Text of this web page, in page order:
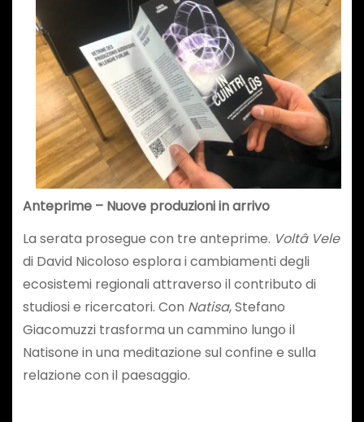
Anteprime – Nuove produzioni in arrivo
La serata prosegue con tre anteprime. Voltâ Vele
di David Nicoloso esplora i cambiamenti degli
ecosistemi regionali attraverso il contributo di
studiosi e ricercatori. Con Natisa, Stefano
Giacomuzzi trasforma un cammino lungo il
Natisone in una meditazione sul confine e sulla
relazione con il paesaggio.